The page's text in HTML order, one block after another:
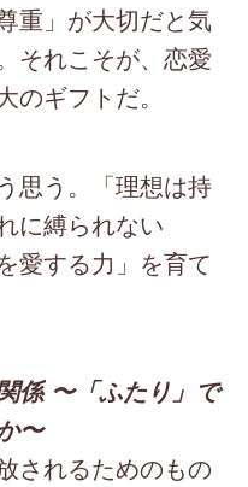
重」が大切だと気
それこそが、恋愛
のギフトだ。
思う。「理想は持
に縛られない
愛する力」を育て
係 〜「ふたり」で
〜
されるためのもの